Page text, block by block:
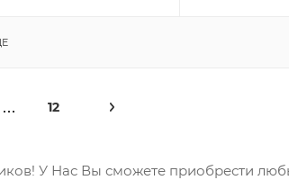
12
У Нас Вы сможете приобрести